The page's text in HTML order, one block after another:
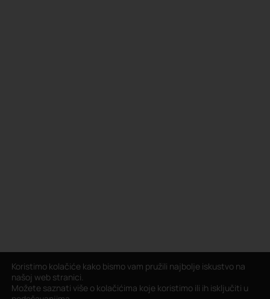
Koristimo kolačiće kako bismo vam pružili najbolje iskustvo na
našoj web stranici.
Možete saznati više o kolačićima koje koristimo ili ih isključiti u